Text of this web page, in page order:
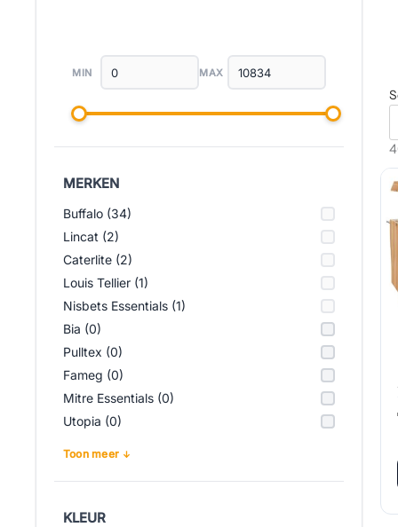
MIN MAX
MERKEN
Buffalo (34)
Lincat (2)
Caterlite (2)
Louis Tellier (1)
Nisbets Essentials (1)
Bia (0)
Pulltex (0)
Fameg (0)
Mitre Essentials (0)
Utopia (0)
Toon meer
KLEUR